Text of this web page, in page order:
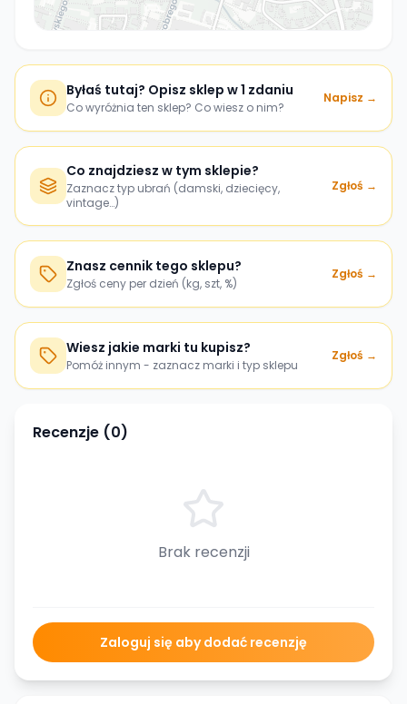
Byłaś tutaj? Opisz sklep w 1 zdaniu
Co wyróżnia ten sklep? Co wiesz o nim?
Napisz →
Co znajdziesz w tym sklepie?
Zaznacz typ ubrań (damski, dziecięcy,
vintage…)
Zgłoś →
Znasz cennik tego sklepu?
Zgłoś ceny per dzień (kg, szt, %)
Zgłoś →
Wiesz jakie marki tu kupisz?
Pomóż innym - zaznacz marki i typ sklepu
Zgłoś →
Recenzje (0)
Brak recenzji
Zaloguj się aby dodać recenzję